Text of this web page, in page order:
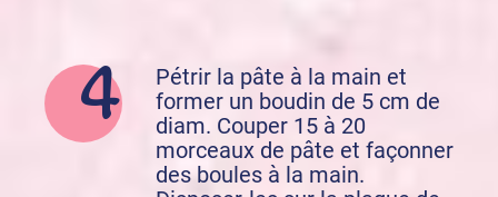
Pétrir la pâte à la main et
former un boudin de 5 cm de
diam. Couper 15 à 20
morceaux de pâte et façonner
des boules à la main.